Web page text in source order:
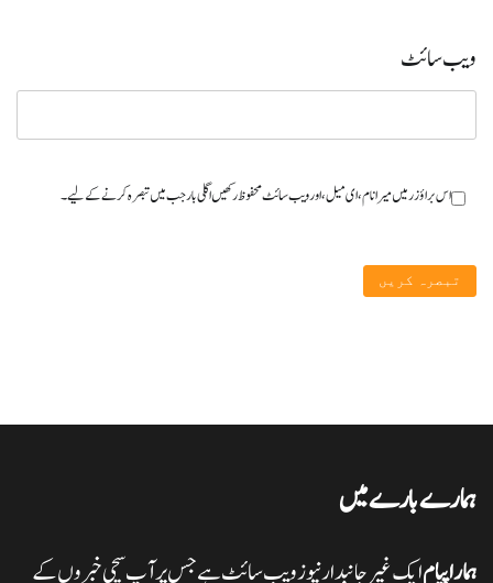
ویب‌ سائٹ
اس براؤزر میں میرا نام، ای میل، اور ویب سائٹ محفوظ رکھیں اگلی بار جب میں تبصرہ کرنے کےلیے۔
ہمارے بارے میں
ہمارا پیامایک غیر جانبدار نیوز ویب سائٹ ہے جس پر آپ سچی خبروں کے